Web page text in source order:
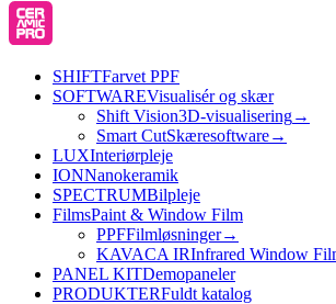
SHIFTFarvet PPF
SOFTWAREVisualisér og skær
Shift Vision3D-visualisering→
Smart CutSkæresoftware→
LUXInteriørpleje
IONNanokeramik
SPECTRUMBilpleje
FilmsPaint & Window Film
PPFFilmløsninger→
KAVACA IRInfrared Window
PANEL KITDemopaneler
PRODUKTERFuldt katalog